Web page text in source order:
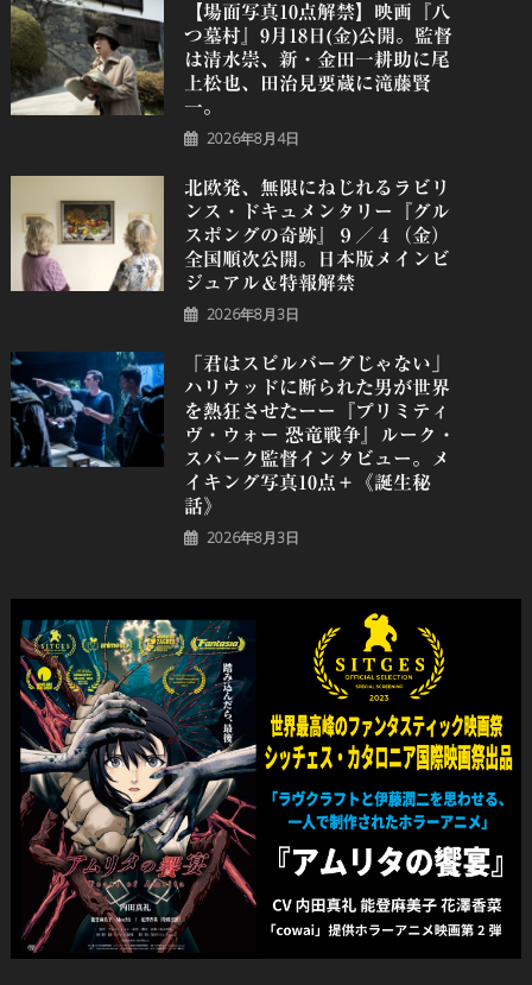
【場面写真10点解禁】映画『八
つ墓村』9月18日(金)公開。監督
は清水崇、新・金田一耕助に尾
上松也、田治見要蔵に滝藤賢
一。
2026年8月4日
北欧発、無限にねじれるラビリ
ンス・ドキュメンタリー『グル
スポングの奇跡』９／４（金）
全国順次公開。日本版メインビ
ジュアル＆特報解禁
2026年8月3日
「君はスピルバーグじゃない」
ハリウッドに断られた男が世界
を熱狂させたーー『プリミティ
ヴ・ウォー 恐⻯戦争』ルーク・
スパーク監督インタビュー。メ
イキング写真10点＋《誕⽣秘
話》
2026年8月3日